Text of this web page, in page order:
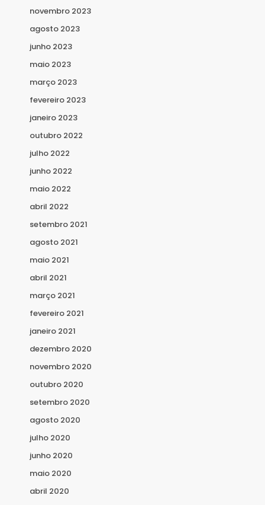
novembro 2023
agosto 2023
junho 2023
maio 2023
março 2023
fevereiro 2023
janeiro 2023
outubro 2022
julho 2022
junho 2022
maio 2022
abril 2022
setembro 2021
agosto 2021
maio 2021
abril 2021
março 2021
fevereiro 2021
janeiro 2021
dezembro 2020
novembro 2020
outubro 2020
setembro 2020
agosto 2020
julho 2020
junho 2020
maio 2020
abril 2020